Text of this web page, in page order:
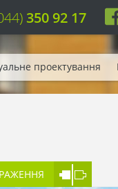
350 92 17
проектування